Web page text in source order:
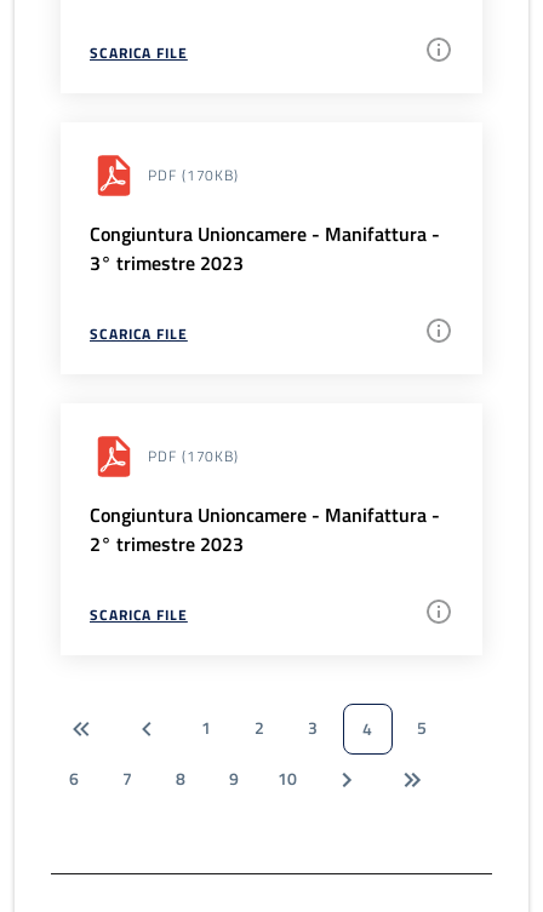
SCARICA FILE
PDF (170KB)
Congiuntura Unioncamere - Manifattura -
3° trimestre 2023
SCARICA FILE
PDF (170KB)
Congiuntura Unioncamere - Manifattura -
2° trimestre 2023
SCARICA FILE
1 2 3 4
5
6
7 8 9 10